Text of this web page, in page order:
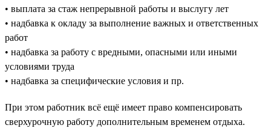
• выплата за стаж непрерывной работы и выслугу лет
• надбавка к окладу за выполнение важных и ответственных
работ
• надбавка за работу с вредными, опасными или иными
условиями труда
• надбавка за специфические условия и пр.
При этом работник всё ещё имеет право компенсировать
сверхурочную работу дополнительным временем отдыха.